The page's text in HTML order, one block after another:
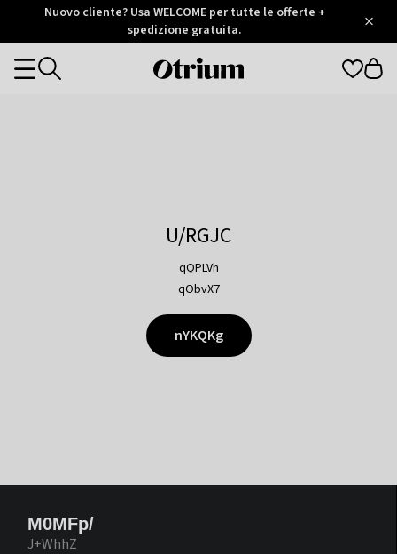
Otrium
Trustpilot
Nuovo cliente? Usa WELCOME per tutte le offerte +
spedizione gratuita.
Otrium
Categories
U/RGJC
qQPLVh
qObvX7
nYKQKg
M0MFp/
J+WhhZ